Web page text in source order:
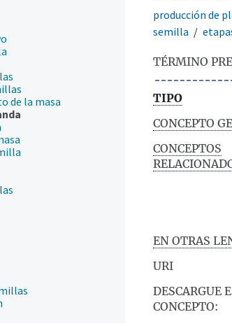
de la masa
producción de
semilla
TÉRMINO
TIPO
CONCEPTO
CONCEPTOS
EN OTRAS
URI
DESCARGUE
CONCEPTO: